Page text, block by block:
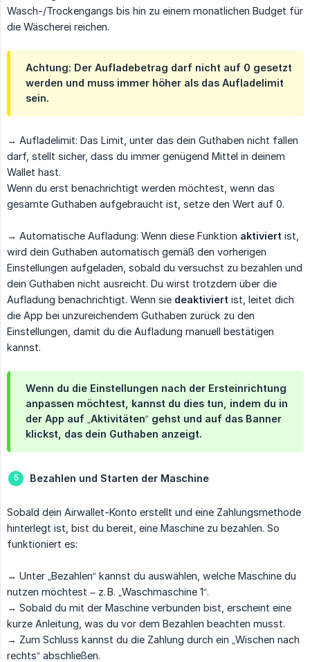
Wasch-/Trockengangs bis hin zu einem monatlichen Budget für
die Wäscherei reichen.
Achtung: Der Aufladebetrag darf nicht auf 0 gesetzt
werden und muss immer höher als das Aufladelimit
sein.
→ Aufladelimit: Das Limit, unter das dein Guthaben nicht fallen
darf, stellt sicher, dass du immer genügend Mittel in deinem
Wallet hast.
Wenn du erst benachrichtigt werden möchtest, wenn das
gesamte Guthaben aufgebraucht ist, setze den Wert auf 0.
→ Automatische Aufladung: Wenn diese Funktion aktiviert ist,
wird dein Guthaben automatisch gemäß den vorherigen
Einstellungen aufgeladen, sobald du versuchst zu bezahlen und
dein Guthaben nicht ausreicht. Du wirst trotzdem über die
Aufladung benachrichtigt. Wenn sie deaktiviert ist, leitet dich
die App bei unzureichendem Guthaben zurück zu den
Einstellungen, damit du die Aufladung manuell bestätigen
kannst.
Wenn du die Einstellungen nach der Ersteinrichtung
anpassen möchtest, kannst du dies tun, indem du in
der App auf „Aktivitäten“ gehst und auf das Banner
klickst, das dein Guthaben anzeigt.
Bezahlen und Starten der Maschine
Sobald dein Airwallet-Konto erstellt und eine Zahlungsmethode
hinterlegt ist, bist du bereit, eine Maschine zu bezahlen. So
funktioniert es:
→ Unter „Bezahlen“ kannst du auswählen, welche Maschine du
nutzen möchtest – z. B. „Waschmaschine 1“.
→ Sobald du mit der Maschine verbunden bist, erscheint eine
kurze Anleitung, was du vor dem Bezahlen beachten musst.
→ Zum Schluss kannst du die Zahlung durch ein „Wischen nach
rechts“ abschließen.